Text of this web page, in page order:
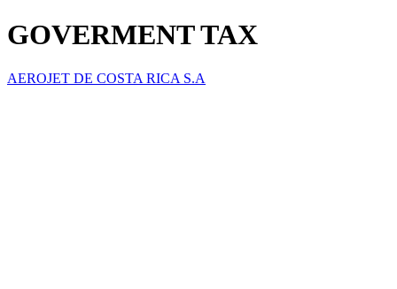
GOVERMENT TAX
AEROJET DE COSTA RICA S.A